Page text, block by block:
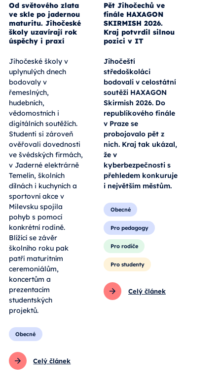
Od světového zlata
ve skle po jadernou
maturitu. Jihočeské
školy uzavírají rok
úspěchy i praxí
Jihočeské školy v
uplynulých dnech
bodovaly v
řemeslných,
hudebních,
vědomostních i
digitálních soutěžích.
Studenti si zároveň
ověřovali dovednosti
ve švédských firmách,
v Jaderné elektrárně
Temelín, školních
dílnách i kuchyních a
sportovní akce v
Milevsku spojila
pohyb s pomocí
konkrétní rodině.
Blížící se závěr
školního roku pak
patří maturitním
ceremoniálům,
koncertům a
prezentacím
studentských
projektů.
Obecné
Celý článek
Pět Jihočechů ve
finále HAXAGON
SKIRMISH 2026.
Kraj potvrdil silnou
pozici v IT
Jihočeští
středoškoláci
bodovali v celostátní
soutěži HAXAGON
Skirmish 2026. Do
republikového finále
v Praze se
probojovalo pět z
nich. Kraj tak ukázal,
že v
kyberbezpečnosti s
přehledem konkuruje
i největším městům.
Obecné
Pro pedagogy
Pro rodiče
Pro studenty
Celý článek